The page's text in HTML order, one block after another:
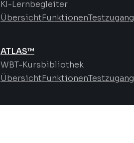
KI-Lernbegleiter
ÜbersichtFunktionenTestzugang
ATLAS™
WBT-Kursbibliothek
ÜbersichtFunktionenTestzugang